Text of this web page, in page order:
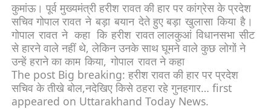
कुमांऊ। पूर्व मुख्यमंत्री हरीश रावत की हार पर कांग्रेस के प्रदेश
सचिव गोपाल रावत ने बड़ा बयान देते हुए बड़ा खुलासा किया है।
गोपाल रावत ने कहा कि हरीश रावत लालकुआं विधानसभा सीट
से हारने वाले नहीं थे, लेकिन उनके साथ घूमने वाले कुछ लोगों ने
उन्हें हराने का काम किया, गोपाल रावत ने कहा
The post Big breaking: हरीश रावत की हार पर प्रदेश
सचिव के तीखे बोल,नदेखिए किसे ठहरा रहे गुनहगार… first
appeared on Uttarakhand Today News.